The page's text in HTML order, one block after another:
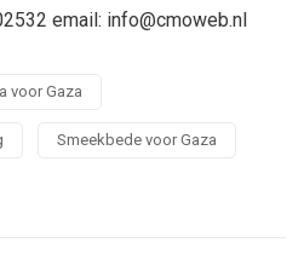
email: info@cmoweb.nl
voor Gaza
Smeekbede voor Gaza